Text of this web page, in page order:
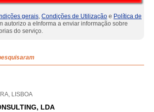
gerais, Condições de Utilização e Política de
autorizo a eInforma a enviar informação sobre
do serviço.
LISBOA
LDA